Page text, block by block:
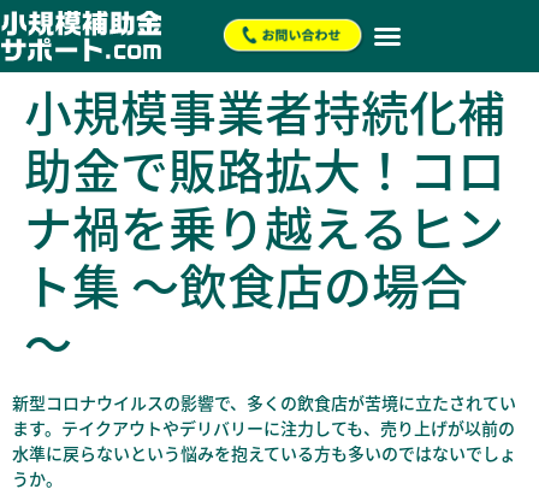
小規模事業者持続化補
助金で販路拡大！コロ
ナ禍を乗り越えるヒン
ト集 ～飲食店の場合
～
新型コロナウイルスの影響で、多くの飲食店が苦境に立たされてい
ます。テイクアウトやデリバリーに注力しても、売り上げが以前の
水準に戻らないという悩みを抱えている方も多いのではないでしょ
うか。